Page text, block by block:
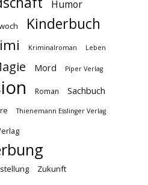
Humor
Kinderbuch
Kriminalroman Leben
Mord Piper Verlag
Roman Sachbuch
Thienemann Esslinger Verlag
Zukunft